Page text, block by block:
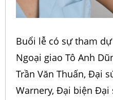
Buổi lễ có sự tham
Ngoại giao Tô Anh
Trần Văn Thuấn, Đại
Warnery, Đại biện Đại